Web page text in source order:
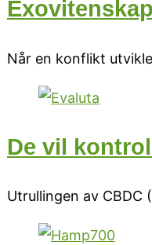
Når en konflikt
De vil
Utrullingen av CBDC